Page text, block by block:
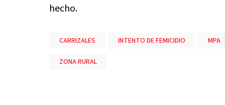
hecho.
CARRIZALES INTENTO DE FEMICIDIO MPA
ZONA RURAL